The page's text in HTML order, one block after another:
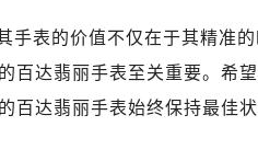
手表的价值不仅在于其精准
百达翡丽手表至关重要。希
百达翡丽手表始终保持最佳状